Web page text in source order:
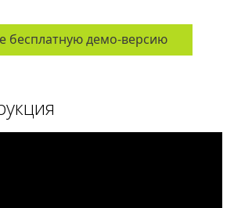
бесплатную демо-версию